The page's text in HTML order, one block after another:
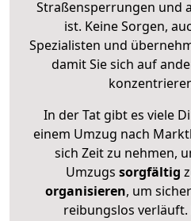
Straßensperrungen und
ist. Keine Sorgen,
Spezialisten und
damit Sie sich auf
In der Tat gibt es viele
einem Umzug nach
sich Zeit zu nehmen,
Umzugs sorgfältig
organisieren, um
reibungslos